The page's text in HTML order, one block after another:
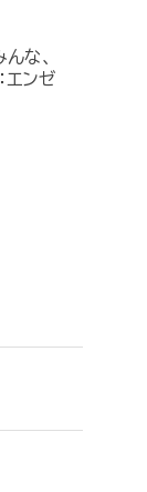
な、
エンゼ